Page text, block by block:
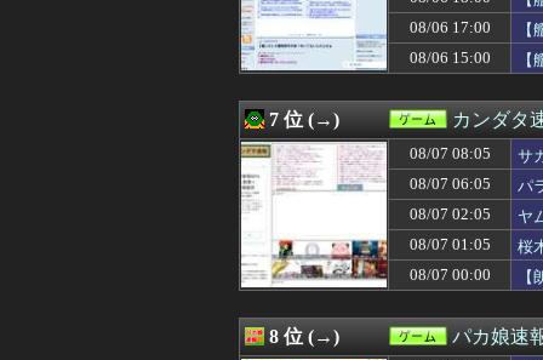
08/07 00:00
【遊戯王OCG情
08/07 00:00
ポケポケ、1年
08/07 00:00
【朗報】ファイ
08/06 23:37
【ウマ娘】スレ
08/06 23:30
【原神】ついに
08/06 23:25
【悲報】GTA6
08/06 23:03
【遊戯王】なん
08/06 23:02
【衰退】「エロ
08/06 23:00
『古き良きRPG
08/06 23:00
【城プロ】(夏江
08/06 23:00
グリーンのラッ
08/06 23:00
【画像】同級生
08/06 23:00
ドラえもん映画
08/06 22:31
FF10の名シー
08/06 17:00
08/06 15:00
7 位 (→) カンダタ
08/07 08:05
サ
08/07 06:05
パ
08/07 02:05
ヤ
08/07 01:05
桜
08/07 00:00
8 位 (→) パカ娘速